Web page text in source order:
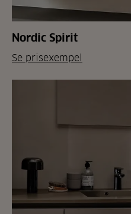
Nordic Spirit
Se prisexempel